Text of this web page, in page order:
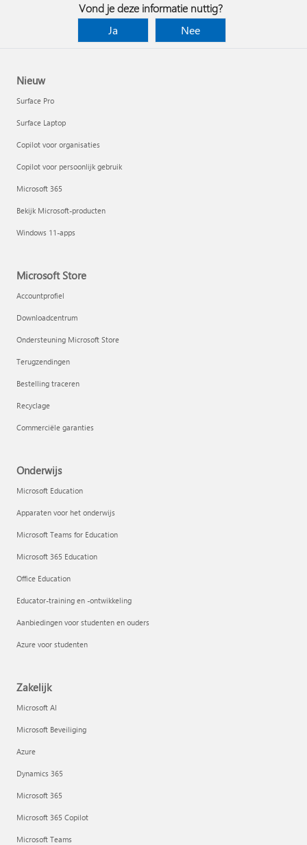
Vond je deze informatie nuttig?
Ja
Nee
Nieuw
Surface Pro
Surface Laptop
Copilot voor organisaties
Copilot voor persoonlijk gebruik
Microsoft 365
Bekijk Microsoft-producten
Windows 11-apps
Microsoft Store
Accountprofiel
Downloadcentrum
Ondersteuning Microsoft Store
Terugzendingen
Bestelling traceren
Recyclage
Commerciële garanties
Onderwijs
Microsoft Education
Apparaten voor het onderwijs
Microsoft Teams for Education
Microsoft 365 Education
Office Education
Educator-training en -ontwikkeling
Aanbiedingen voor studenten en ouders
Azure voor studenten
Zakelijk
Microsoft AI
Microsoft Beveiliging
Azure
Dynamics 365
Microsoft 365
Microsoft 365 Copilot
Microsoft Teams